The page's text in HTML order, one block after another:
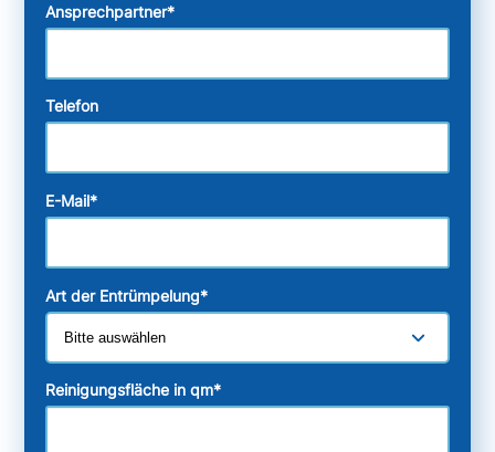
Ansprechpartner*
Telefon
E-Mail*
Art der Entrümpelung*
Reinigungsfläche in qm*